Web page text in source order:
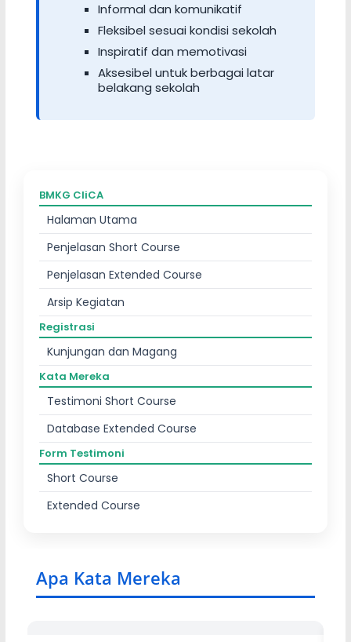
Informal dan komunikatif
Fleksibel sesuai kondisi sekolah
Inspiratif dan memotivasi
Aksesibel untuk berbagai latar
belakang sekolah
BMKG CliCA
Halaman Utama
Penjelasan Short Course
Penjelasan Extended Course
Arsip Kegiatan
Registrasi
Kunjungan dan Magang
Kata Mereka
Testimoni Short Course
Database Extended Course
Form Testimoni
Short Course
Extended Course
Apa Kata Mereka